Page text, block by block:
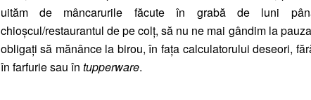
uităm de mâncarurile făcute în grabă de luni
chioşcul/restaurantul de pe colț, să nu ne mai gândim la
obligați să mănânce la birou, în fața calculatorului deseori,
în farfurie sau în tupperware.